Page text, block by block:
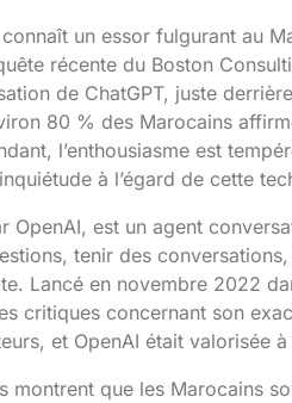
un essor fulgurant au
récente du Boston
de ChatGPT, juste
80 % des Marocains
l’enthousiasme est
à l’égard de cette
OpenAI, est un agent
tenir des
Lancé en novembre 2022
critiques concernant son
et OpenAI était valorisée
montrent que les Marocains